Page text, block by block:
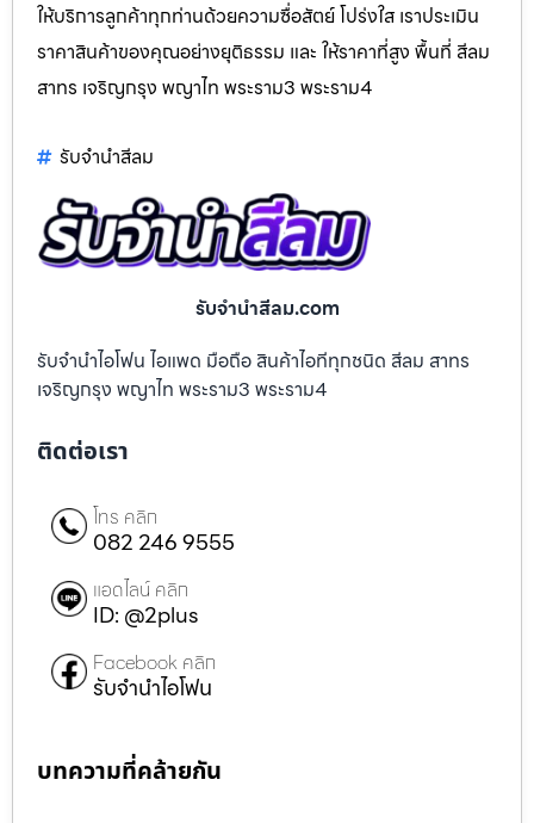
ให้บริการลูกค้าทุกท่านด้วยความซื่อสัตย์ โปร่งใส เราประเมิน
ราคาสินค้าของคุณอย่างยุติธรรม และ ให้ราคาที่สูง พื้นที่ สีลม
สาทร เจริญกรุง พญาไท พระราม3 พระราม4
รับจํานําสีลม
รับจํานําสีลม.com
รับจำนำไอโฟน ไอแพด มือถือ สินค้าไอทีทุกชนิด สีลม สาทร
เจริญกรุง พญาไท พระราม3 พระราม4
ติดต่อเรา
โทร คลิก
082 246 9555
แอดไลน์ คลิก
ID: @2plus
Facebook คลิก
รับจำนำไอโฟน
บทความที่คล้ายกัน